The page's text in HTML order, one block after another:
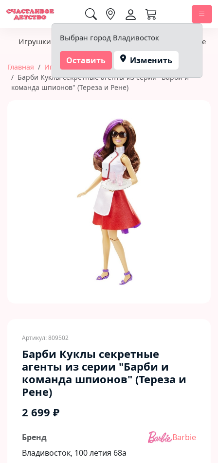
Выбран город Владивосток
Оставить Изменить
Игрушки Детское питание Подгузники, гигиена
Главная Игрушки Куклы и пупсы
Барби Куклы секретные агенты из серии "Барби и
команда шпионов" (Тереза и Рене)
Артикул: 809502
Барби Куклы секретные
агенты из серии "Барби и
команда шпионов" (Тереза и
Рене)
2 699 ₽
Бренд
Barbie
Владивосток, 100 летия 68а